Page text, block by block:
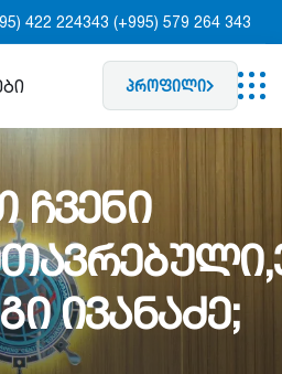
422 224343 (+995) 579 264 343
პროფილი
ჩვენი
ივანაძე;